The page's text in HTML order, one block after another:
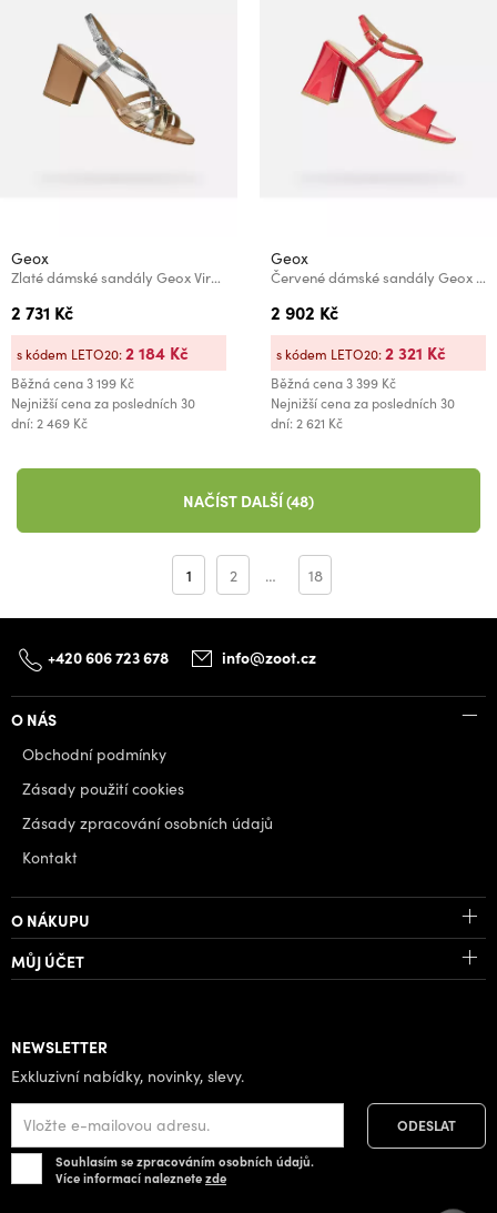
Geox
Zlaté dámské sandály Geox Virnilisa 65 S
2 731 Kč
Běžná cena3 199 Kč
Nejnižší cena za posledních 30
dní: 2 469 Kč
s kódem LETO20:2 184 Kč
Geox
Červené dámské sandály Geox New Eraklia 80 T01
2 902 Kč
Běžná cena3 399 Kč
Nejnižší cena za posledních 30
dní: 2 621 Kč
s kódem LETO20:2 321 Kč
NAČÍST DALŠÍ (48)
1 2 … 18
+420 606 723 678 info@zoot.cz
O NÁS
Obchodní podmínky
Zásady použití cookies
Zásady zpracování osobních údajů
Kontakt
O NÁKUPU
MŮJ ÚČET
NEWSLETTER
Exkluzivní nabídky, novinky, slevy.
Souhlasím se zpracováním osobních údajů.
Více informací naleznetezde